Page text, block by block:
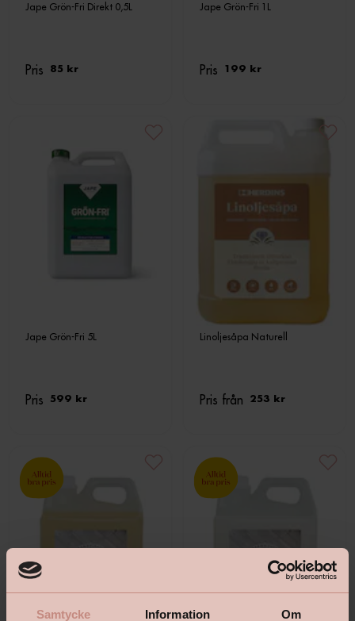
Samtycke Information Om
Jape Grön-Fri Direkt 0,5L
Pris 85 kr
Jape Grön-Fri 1L
Pris 199 kr
Jape Grön-Fri 5L
Pris 599 kr
Linoljesåpa Naturell
Pris från 253 kr